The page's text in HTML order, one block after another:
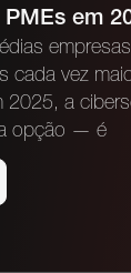
em
cada vez
2025, a
opção — é